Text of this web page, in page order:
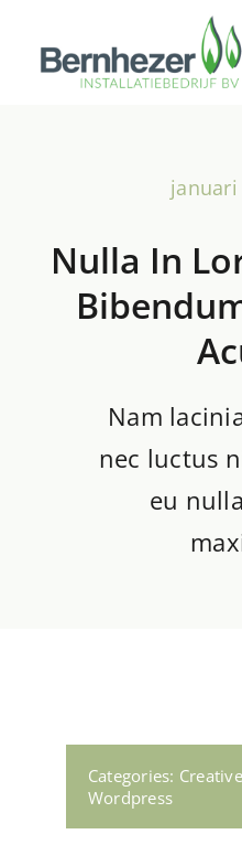
inhoud
Ventilatie & WTW
Verwarming
januari
Nulla In
Nam
nec luctus
eu
Categories: Creative
Wordpress